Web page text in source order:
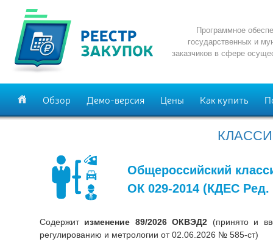
Программное
государственных и
заказчиков в сфере
Обзор Демо-версия Цены Как купить
Общероссийский
ОК 029-2014 (КДЕС
Содержит изменение 89/2026 ОКВЭД2 (принято и
регулированию и метрологии от 02.06.2026 № 585-ст)